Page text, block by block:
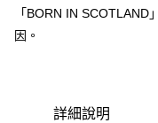
免運費
貨到付款
「BORN IN
因。
詳細說明